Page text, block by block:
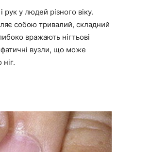
у людей різного віку.
собою тривалий, складний
вражають нігтьові
вузли, що може